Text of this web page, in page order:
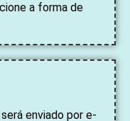
a forma de
enviado por e-